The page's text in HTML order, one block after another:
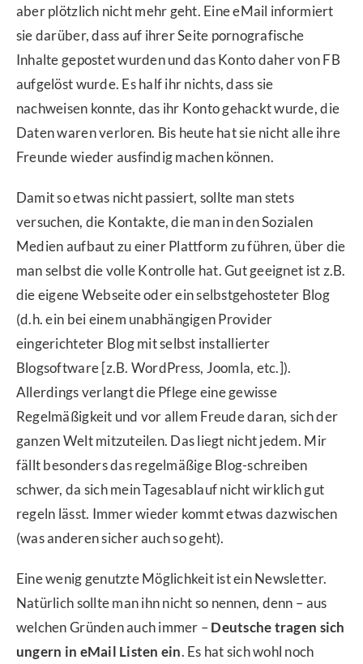
aber plötzlich nicht mehr geht. Eine eMail informiert
sie darüber, dass auf ihrer Seite pornografische
Inhalte gepostet wurden und das Konto daher von FB
aufgelöst wurde. Es half ihr nichts, dass sie
nachweisen konnte, das ihr Konto gehackt wurde, die
Daten waren verloren. Bis heute hat sie nicht alle ihre
Freunde wieder ausfindig machen können.
Damit so etwas nicht passiert, sollte man stets
versuchen, die Kontakte, die man in den Sozialen
Medien aufbaut zu einer Plattform zu führen, über die
man selbst die volle Kontrolle hat. Gut geeignet ist z.B.
die eigene Webseite oder ein selbstgehosteter Blog
(d.h. ein bei einem unabhängigen Provider
eingerichteter Blog mit selbst installierter
Blogsoftware [z.B. WordPress, Joomla, etc.]).
Allerdings verlangt die Pflege eine gewisse
Regelmäßigkeit und vor allem Freude daran, sich der
ganzen Welt mitzuteilen. Das liegt nicht jedem. Mir
fällt besonders das regelmäßige Blog-schreiben
schwer, da sich mein Tagesablauf nicht wirklich gut
regeln lässt. Immer wieder kommt etwas dazwischen
(was anderen sicher auch so geht).
Eine wenig genutzte Möglichkeit ist ein Newsletter.
Natürlich sollte man ihn nicht so nennen, denn – aus
welchen Gründen auch immer –Deutsche tragen sich
ungern in eMail Listen ein. Es hat sich wohl noch